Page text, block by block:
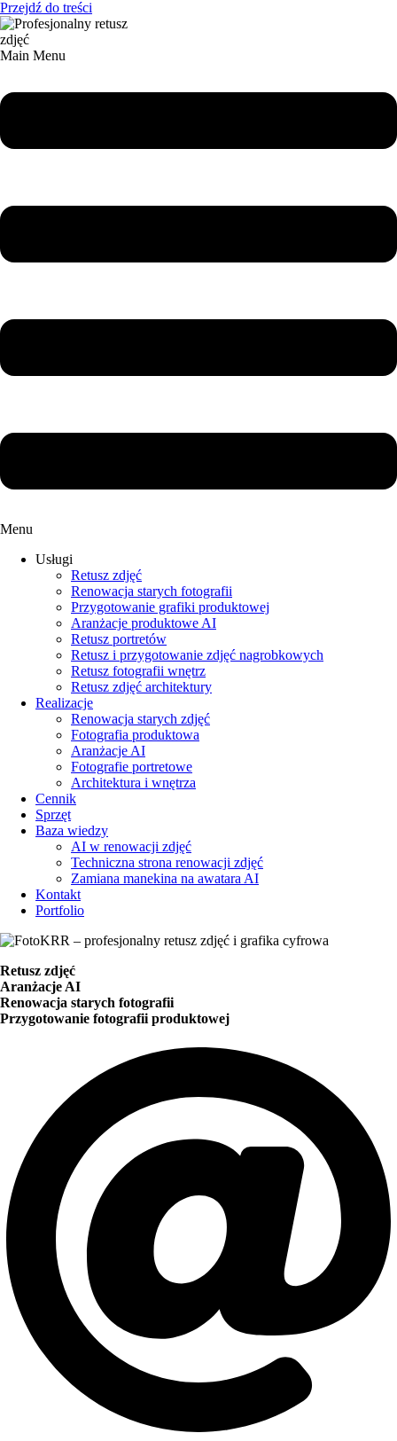
Przejdź do treści
Main Menu
Menu
Usługi
Retusz zdjęć
Renowacja starych fotografii
Przygotowanie grafiki produktowej
Aranżacje produktowe AI
Retusz portretów
Retusz i przygotowanie zdjęć nagrobkowych
Retusz fotografii wnętrz
Retusz zdjęć architektury
Realizacje
Renowacja starych zdjęć
Fotografia produktowa
Aranżacje AI
Fotografie portretowe
Architektura i wnętrza
Cennik
Sprzęt
Baza wiedzy
AI w renowacji zdjęć
Techniczna strona renowacji zdjęć
Zamiana manekina na awatara AI
Kontakt
Portfolio
Retusz zdjęć
Aranżacje AI
Renowacja starych fotografii
Przygotowanie fotografii produktowej